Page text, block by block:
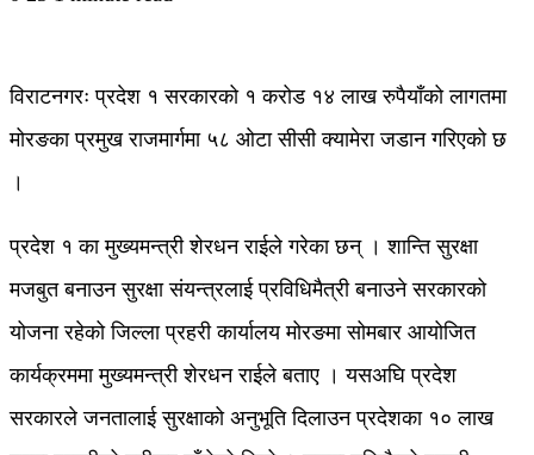
विराटनगरः प्रदेश १ सरकारको १ करोड १४ लाख रुपैयाँको लागतमा
मोरङका प्रमुख राजमार्गमा ५८ ओटा सीसी क्यामेरा जडान गरिएको छ
।
प्रदेश १ का मुख्यमन्त्री शेरधन राईले गरेका छन् । शान्ति सुरक्षा
मजबुत बनाउन सुरक्षा संयन्त्रलाई प्रविधिमैत्री बनाउने सरकारको
योजना रहेको जिल्ला प्रहरी कार्यालय मोरङमा सोमबार आयोजित
कार्यक्रममा मुख्यमन्त्री शेरधन राईले बताए । यसअघि प्रदेश
सरकारले जनतालाई सुरक्षाको अनुभूति दिलाउन प्रदेशका १० लाख